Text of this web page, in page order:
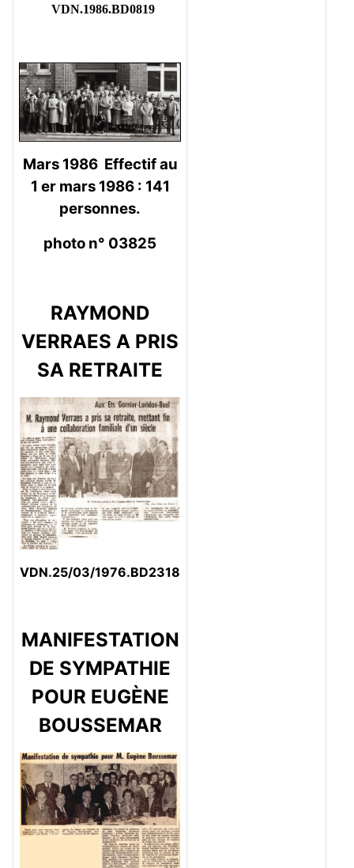
VDN.1986.BD0819
Mars 1986 Effectif au
1 er mars 1986 : 141
personnes.
photo n° 03825
RAYMOND
VERRAES A PRIS
SA RETRAITE
VDN.25/03/1976.BD2318
MANIFESTATION
DE SYMPATHIE
POUR EUGÈNE
BOUSSEMAR